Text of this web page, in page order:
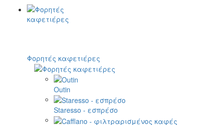
Φορητές καφετιέρες
Outin
Staresso - εσπρέσο